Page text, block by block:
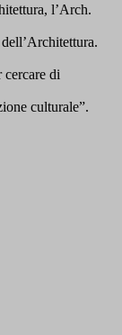
l’Arch.
di
culturale”.